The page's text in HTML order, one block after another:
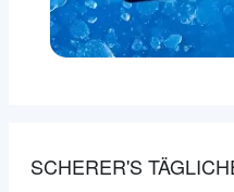
SCHERER'S